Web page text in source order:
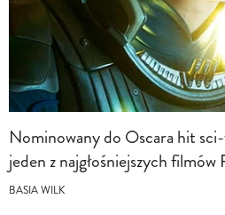
Nominowany do Oscara hit
jeden z najgłośniejszych
BASIA WILK